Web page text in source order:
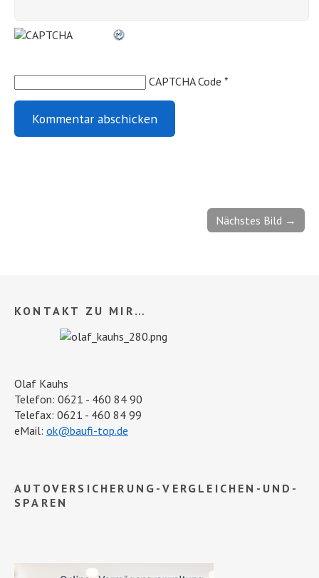
CAPTCHA Code *
Nächstes Bild →
KONTAKT ZU MIR…
Olaf Kauhs
Telefon: 0621 - 460 84 90
Telefax: 0621 - 460 84 99
eMail: ok@baufi-top.de
AUTOVERSICHERUNG-VERGLEICHEN-UND-
SPAREN